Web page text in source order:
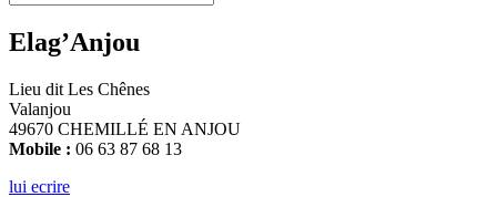
Elag’Anjou
Lieu dit Les Chênes
Valanjou
49670 CHEMILLÉ EN ANJOU
Mobile : 06 63 87 68 13
lui ecrire